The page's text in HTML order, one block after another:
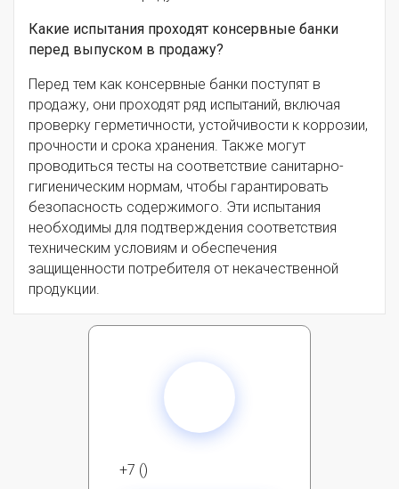
Какие испытания проходят консервные банки
перед выпуском в продажу?
Перед тем как консервные банки поступят в
продажу, они проходят ряд испытаний, включая
проверку герметичности, устойчивости к коррозии,
прочности и срока хранения. Также могут
проводиться тесты на соответствие санитарно-
гигиеническим нормам, чтобы гарантировать
безопасность содержимого. Эти испытания
необходимы для подтверждения соответствия
техническим условиям и обеспечения
защищенности потребителя от некачественной
продукции.
+7 ()